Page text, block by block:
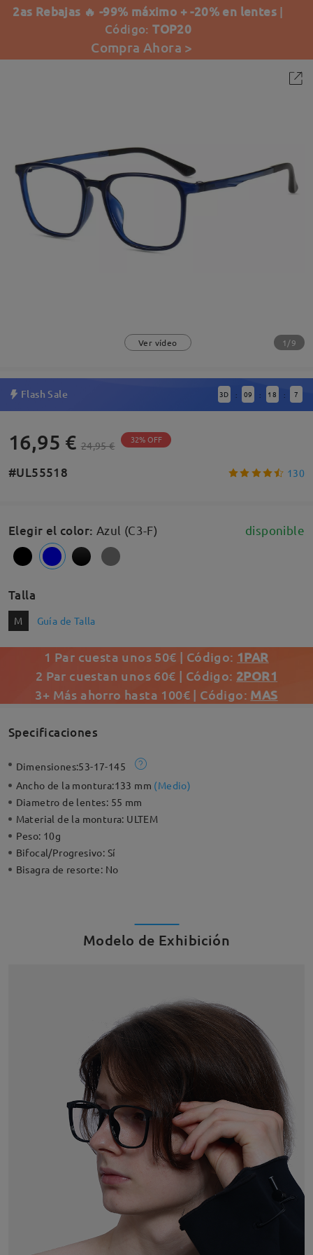
2as Rebajas 🔥 -99% máximo + -20% en lentes |
Código:TOP20
Compra Ahora >
Ver vídeo 1/9
Flash Sale 3D : 09 : 18 : 6
16,95 € 24,95 € 32% OFF
#UL55518 130
Elegir el color: Azul (C3-F) disponible
Talla
M Guía de Talla
1 Par cuesta unos 50€ | Código: 1PAR
2 Par cuestan unos 60€ | Código: 2POR1
3+ Más ahorro hasta 100€ | Código: MAS
Specificaciones
Dimensiones:53-17-145
Ancho de la montura:133 mm (Medio)
Diametro de lentes: 55 mm
Material de la montura: ULTEM
Peso: 10g
Bifocal/Progresivo: Sí
Bisagra de resorte: No
Modelo de Exhibición